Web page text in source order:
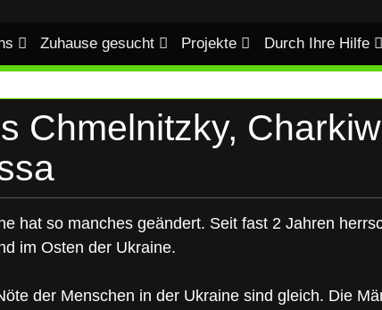
Zuhause gesucht Projekte Durch Ihre Hilfe
Chmelnitzky,
hat so manches geändert. Seit fast 2 Jahren
im Osten der Ukraine.
der Menschen in der Ukraine sind gleich. Die